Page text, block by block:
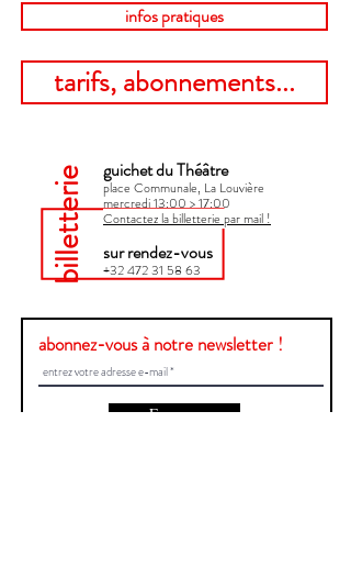
infos pratiques
tarifs, abonnements...
billetterie guichet du Théâtre
place Communale, La Louvière
mercredi 13:00 > 17:00​
Contactez la billetterie par mail !
sur rendez-vous
+32 472 31 58 63
abonnez-vous à notre newsletter !
Envoyer